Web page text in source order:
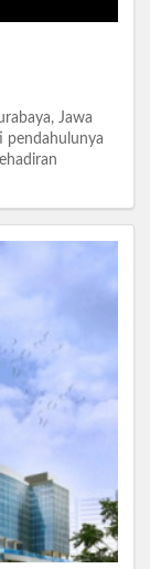
Jawa
pendahulunya